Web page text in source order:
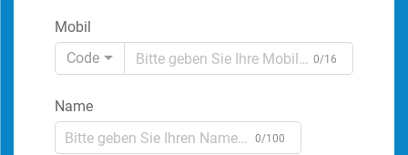
Mobil
Code
0/16
Name
0/100